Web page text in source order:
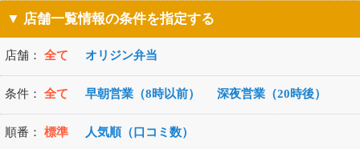
▼ 店舗一覧情報の条件を指定する
店舗： 全て オリジン弁当
条件： 全て 早朝営業（8時以前） 深夜営業（20時後）
順番： 標準 人気順（口コミ数）